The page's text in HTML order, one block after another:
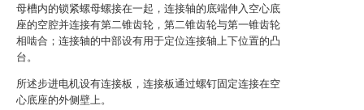
母槽内的锁紧螺母螺接在一起，连接轴的底端伸入空心底
座的空腔并连接有第二锥齿轮，第二锥齿轮与第一锥齿轮
相啮合；连接轴的中部设有用于定位连接轴上下位置的凸
台。
所述步进电机设有连接板，连接板通过螺钉固定连接在空
心底座的外侧壁上。